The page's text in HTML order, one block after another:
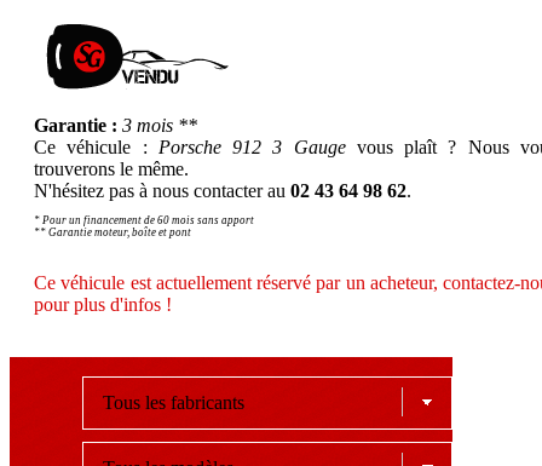
Garantie : 3 mois **
Ce véhicule : Porsche 912 3 Gaugevous plaît ? Nous
trouverons le même.
N'hésitez pas à nous contacter au 02 43 64 98 62.
* Pour un financement de 60 mois sans apport
** Garantie moteur, boîte et pont
Ce véhicule est actuellement réservé par un acheteur, contactez-
pour plus d'infos !